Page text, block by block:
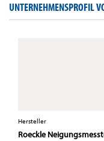
UNTERNEHMENSPROFIL
Hersteller
Roeckle